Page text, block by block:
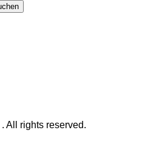
. All rights reserved.